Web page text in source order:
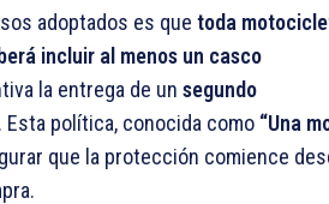
adoptados es que toda
incluir al menos un casco
la entrega de un segundo
Esta política, conocida como “Una
que la protección comience